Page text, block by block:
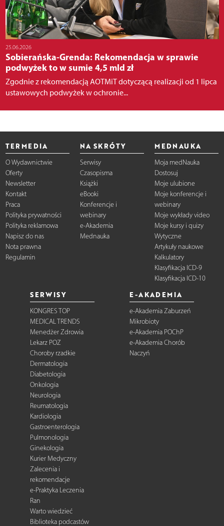
25.06.2026
Sobierańska-Grenda: Rekomendacja w sprawie
podwyżek to w sumie 4,5 mld zł
Zgodnie z rekomendacją AOTMiT dotyczącą realizacji od 1 lipca
ustawowych podwyżek w ochronie...
TERMEDIA
O Wydawnictwie
Oferty
Newsletter
Kontakt
Praca
Polityka prywatności
Polityka reklamowa
Napisz do nas
Nota prawna
Regulamin
NA SKRÓTY
Serwisy
Czasopisma
Książki
eBooki
Konferencje i
webinary
e-Akademia
Mednauka
MEDNAUKA
Moja medNauka
Dostosuj
Moje ulubione
Moje konferencje i
webinary
Moje wykłady video
Moje kursy i quizy
Wytyczne
Artykuły naukowe
Kalkulatory
Klasyfikacja ICD-9
Klasyfikacja ICD-10
SERWISY
KONGRES TOP
MEDICAL TRENDS
Menedżer Zdrowia
Lekarz POZ
Choroby rzadkie
Dermatologia
Diabetologia
Onkologia
Neurologia
Reumatologia
Kardiologia
Gastroenterologia
Pulmonologia
Ginekologia
Kurier Medyczny
Zalecenia i
rekomendacje
e-Praktyka Leczenia
Ran
Warto wiedzieć
Biblioteka podcastów
E-AKADEMIA
e-Akademia Zaburzeń
Mikrobioty
e-Akademia POChP
e-Akademia Chorób
Naczyń